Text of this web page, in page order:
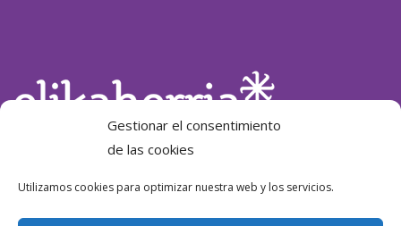
Gestionar el consentimiento
de las cookies
Utilizamos cookies para optimizar nuestra web y los servicios.
Laguntzailea: